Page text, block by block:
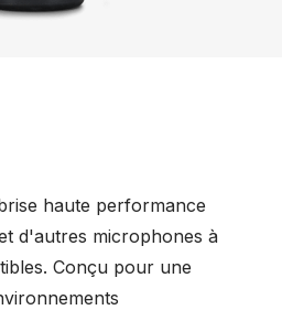
haute performance
d'autres microphones à
Conçu pour une